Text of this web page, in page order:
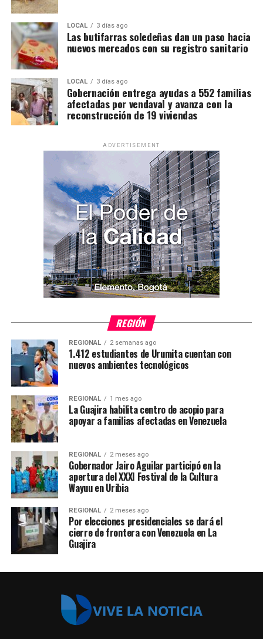
LOCAL 3 días ago
Las butifarras soledeñas dan un paso hacia
nuevos mercados con su registro sanitario
LOCAL 3 días ago
Gobernación entrega ayudas a 552 familias
afectadas por vendaval y avanza con la
reconstrucción de 19 viviendas
ADVERTISEMENT
REGIÓN
REGIONAL 2 semanas ago
1.412 estudiantes de Urumita cuentan con
nuevos ambientes tecnológicos
REGIONAL 1 mes ago
La Guajira habilita centro de acopio para
apoyar a familias afectadas en Venezuela
REGIONAL 2 meses ago
Gobernador Jairo Aguilar participó en la
apertura del XXXI Festival de la Cultura
Wayuu en Uribia
REGIONAL 2 meses ago
Por elecciones presidenciales se dará el
cierre de frontera con Venezuela en La
Guajira